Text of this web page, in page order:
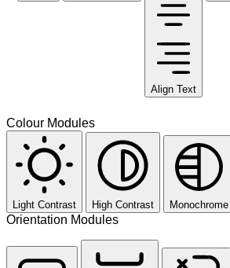
Align Text
Colour Modules
Light Contrast High Contrast Monochrome
Orientation Modules